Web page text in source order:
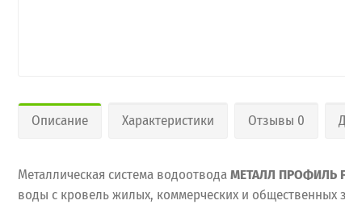
Описание Характеристики Отзывы 0
Металлическая система водоотводаМЕТАЛЛ ПРОФИЛЬ
воды с кровель жилых, коммерческих и общественных